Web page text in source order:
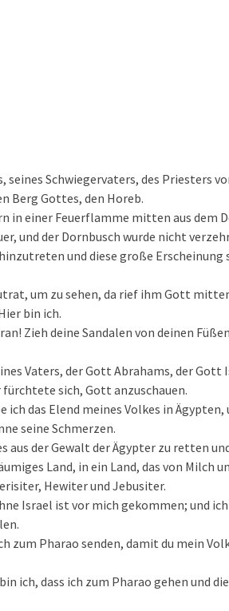
seines Schwiegervaters, des Priesters
Berg Gottes, den Horeb.
in einer Feuerflamme mitten aus dem
und der Dornbusch wurde nicht
und diese große Erscheinung
um zu sehen, da rief ihm Gott
bin ich.
Zieh deine Sandalen von deinen
Vaters, der Gott Abrahams, der Gott
sich, Gott anzuschauen.
ich das Elend meines Volkes in
seine Schmerzen.
aus der Gewalt der Ägypter zu retten
Land, in ein Land, das von Milch
Hewiter und Jebusiter.
Israel ist vor mich gekommen; und
zum Pharao senden, damit du mein
ich, dass ich zum Pharao gehen und